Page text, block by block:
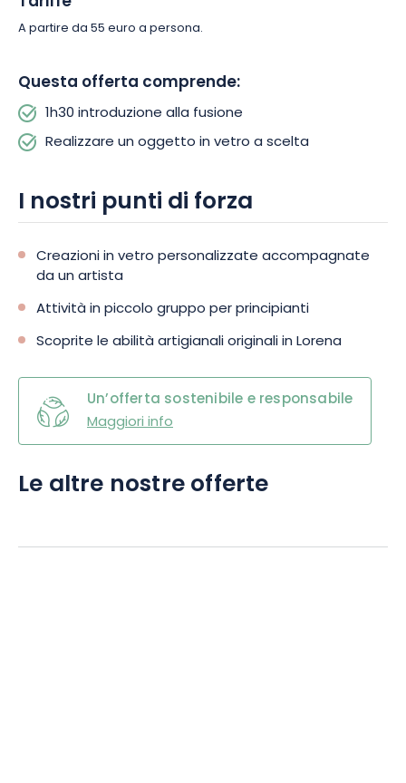
A partire da 55 euro a persona.
Questa offerta comprende:
1h30 introduzione alla fusione
Realizzare un oggetto in vetro a scelta
I nostri punti di forza
Creazioni in vetro personalizzate accompagnate
da un artista
Attività in piccolo gruppo per principianti
Scoprite le abilità artigianali originali in Lorena
Un’offerta sostenibile e responsabile
Maggiori info
Le altre nostre offerte